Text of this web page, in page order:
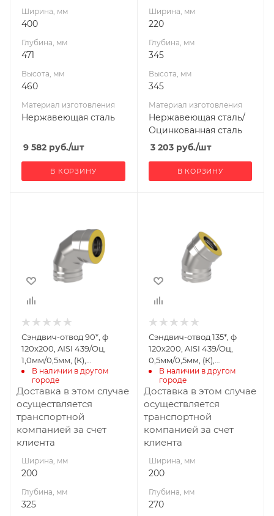
Ширина, мм
400
Глубина, мм
471
Высота, мм
460
Материал изготовления
Нержавеющая сталь
9 582 руб./шт
В КОРЗИНУ
Ширина, мм
220
Глубина, мм
345
Высота, мм
345
Материал изготовления
Нержавеющая сталь/
Оцинкованная сталь
3 203руб./шт
В КОРЗИНУ
Глубина, мм
Высота, мм
325
Материал
Нержавеющая
сталь/
Оцинкованная
сталь
Производитель
УМК
Сэндвич-отвод 90*, ф
120х200, AISI 439/Оц,
1,0мм/0,5мм, (К),
удл=60мм
В наличии в другом
городе
Доставка в этом случае
осуществляется
транспортной
компанией за счет
клиента
Ширина, мм
200
Глубина, мм
325
Глубина, мм
Высота, мм
308
Материал
Нержавеющая
сталь/
Оцинкованная
сталь
Производитель
УМК
Сэндвич-отвод 135*, ф
120х200, AISI 439/Оц,
0,5мм/0,5мм, (К),
удл=60мм
В наличии в другом
городе
Доставка в этом случае
осуществляется
транспортной
компанией за счет
клиента
Ширина, мм
200
Глубина, мм
270